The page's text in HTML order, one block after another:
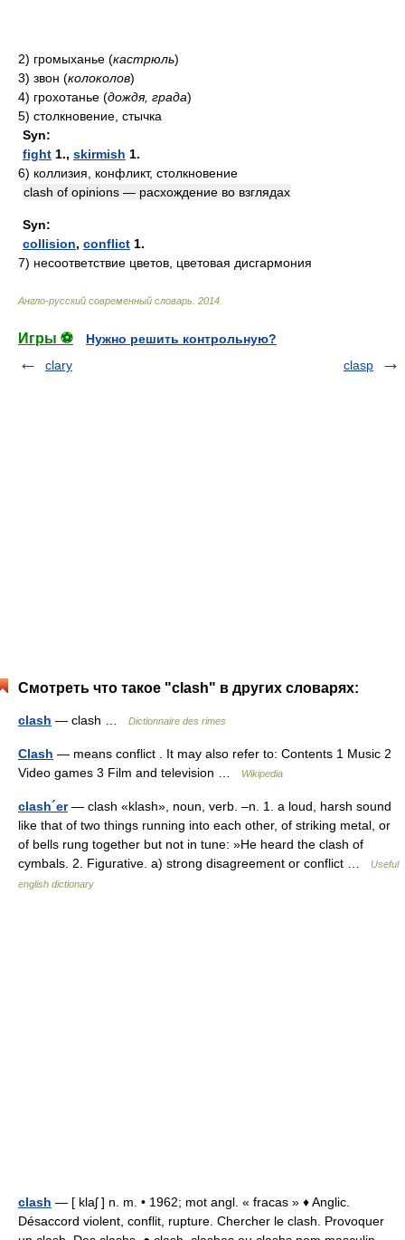
2) громыханье (кастрюль)
3) звон (колоколов)
4) грохотанье (дождя, града)
5) столкновение, стычка
Syn:
fight 1., skirmish 1.
6) коллизия, конфликт, столкновение
clash of opinions — расхождение во взглядах
Syn:
collision, conflict 1.
7) несоответствие цветов, цветовая дисгармония
Англо-русский современный словарь 2014
Игры ⚽
Нужно решить контрольную?
clary
clasp
Смотреть что такое "clash" в других словарях:
clash — clash … Dictionnaire des rimes
Clash — means conflict . It may also refer to: Contents 1 Music 2
Video games 3 Film and television …
Wikipedia
clash´er— clash «klash», noun, verb. –n. 1. a loud, harsh sound
like that of two things running into each other, of striking metal, or
of bells rung together but not in tune: »He heard the clash of
cymbals. 2. Figurative. a) strong disagreement or conflict …
Useful
english dictionary
clash — [ klaʃ ] n. m. • 1962; mot angl. « fracas » ♦ Anglic.
Désaccord violent, conflit, rupture. Chercher le clash. Provoquer